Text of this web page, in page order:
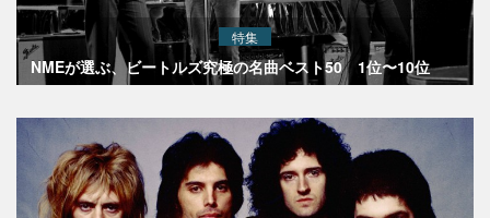
特集
NMEが選ぶ、ビートルズ究極の名曲ベスト50 1位〜10位